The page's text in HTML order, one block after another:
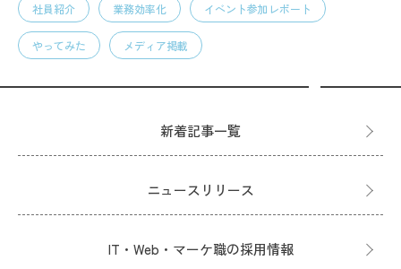
社員紹介 業務効率化 イベント参加レポート
やってみた メディア掲載
新着記事一覧
ニュースリリース
IT・Web・マーケ職の採用情報